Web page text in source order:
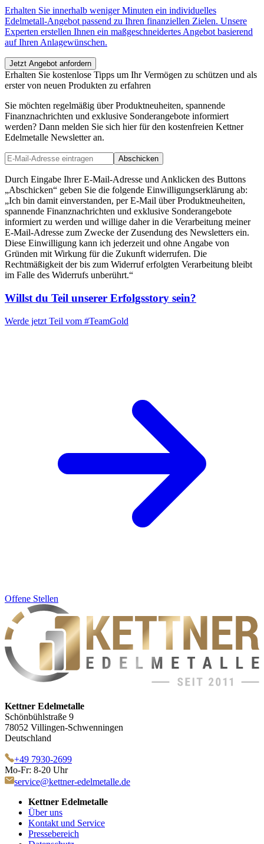
Erhalten Sie innerhalb weniger Minuten ein individuelles
Edelmetall-Angebot passend zu Ihren finanziellen Zielen. Unsere
Experten erstellen Ihnen ein maßgeschneidertes Angebot basierend
auf Ihren Anlagewünschen.
Jetzt Angebot anfordern
Erhalten Sie kostenlose Tipps um Ihr Vermögen zu schützen und als
erster von neuen Produkten zu erfahren
Sie möchten regelmäßig über Produktneuheiten, spannende
Finanznachrichten und exklusive Sonderangebote informiert
werden? Dann melden Sie sich hier für den kostenfreien Kettner
Edelmetalle Newsletter an.
Abschicken
Durch Eingabe Ihrer E-Mail-Adresse und Anklicken des Buttons
„Abschicken“ geben Sie die folgende Einwilligungserklärung ab:
„Ich bin damit einverstanden, per E-Mail über Produktneuheiten,
spannende Finanznachrichten und exklusive Sonderangebote
informiert zu werden und willige daher in die Verarbeitung meiner
E-Mail-Adresse zum Zwecke der Zusendung des Newsletters ein.
Diese Einwilligung kann ich jederzeit und ohne Angabe von
Gründen mit Wirkung für die Zukunft widerrufen. Die
Rechtmäßigkeit der bis zum Widerruf erfolgten Verarbeitung bleibt
im Falle des Widerrufs unberührt.“
Willst du Teil unserer Erfolgsstory sein?
Werde jetzt Teil vom #TeamGold
Offene Stellen
Kettner Edelmetalle
Schönbühlstraße 9
78052 Villingen-Schwenningen
Deutschland
+49 7930-2699
Mo-Fr: 8-20 Uhr
service@kettner-edelmetalle.de
Kettner Edelmetalle
Über uns
Kontakt und Service
Pressebereich